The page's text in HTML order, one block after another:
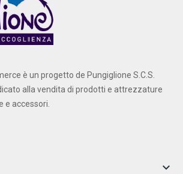
è un progetto de Pungiglione S.C.S.
alla vendita di prodotti e attrezzature
e accessori.
